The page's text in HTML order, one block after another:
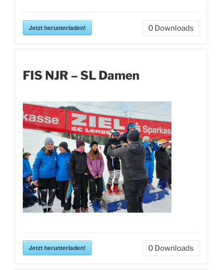
Jetzt herunterladen! 0 Downloads
FIS NJR – SL Damen
Jetzt herunterladen! 0 Downloads